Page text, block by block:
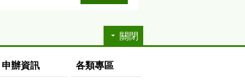
關閉
申辦資訊 各類專區